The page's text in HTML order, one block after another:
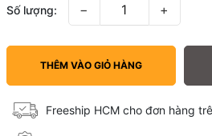
Số lượng: − +
THÊM VÀO GIỎ HÀNG
Freeship HCM cho đơn hàng